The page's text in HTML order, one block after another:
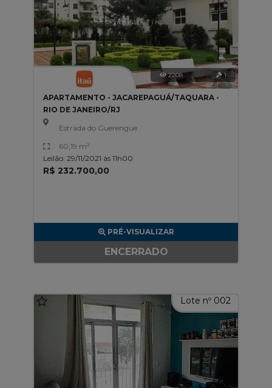
2208 1
APARTAMENTO - JACAREPAGUÁ/TAQUARA -
RIO DE JANEIRO/RJ
Estrada do Guerengue
60,19 m²
Leilão: 29/11/2021 às 11h00
R$ 232.700,00
PRÉ-VISUALIZAR
ENCERRADO
Lote nº 002